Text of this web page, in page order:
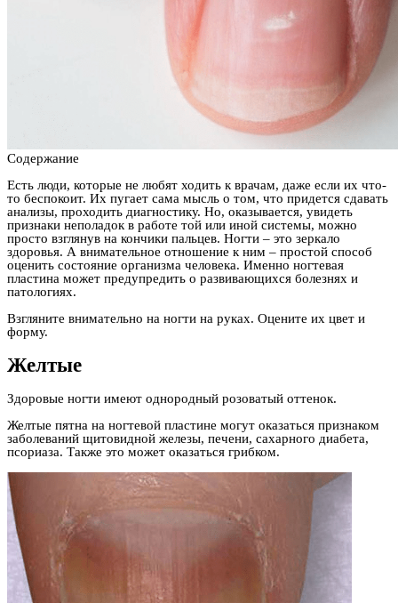
Содержание
Есть люди, которые не любят ходить к врачам, даже если их что-
то беспокоит. Их пугает сама мысль о том, что придется сдавать
анализы, проходить диагностику. Но, оказывается, увидеть
признаки неполадок в работе той или иной системы, можно
просто взглянув на кончики пальцев. Ногти – это зеркало
здоровья. А внимательное отношение к ним – простой способ
оценить состояние организма человека. Именно ногтевая
пластина может предупредить о развивающихся болезнях и
патологиях.
Взгляните внимательно на ногти на руках. Оцените их цвет и
форму.
Желтые
Здоровые ногти имеют однородный розоватый оттенок.
Желтые пятна на ногтевой пластине могут оказаться признаком
заболеваний щитовидной железы, печени, сахарного диабета,
псориаза. Также это может оказаться грибком.